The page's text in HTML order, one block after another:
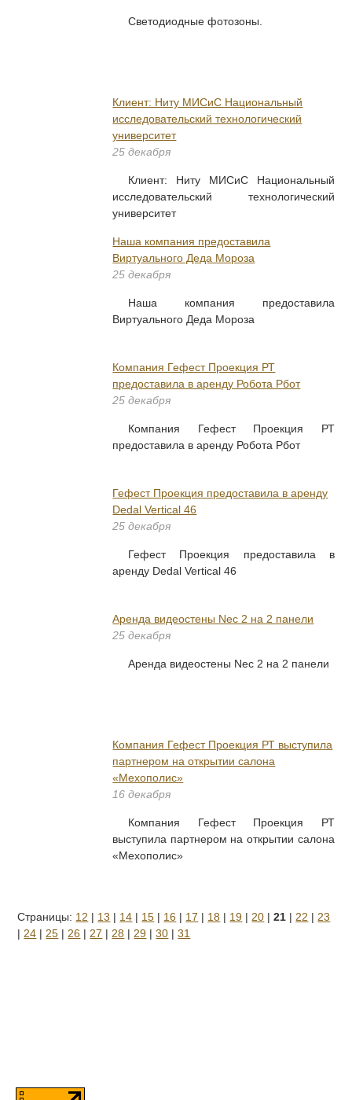
Светодиодные фотозоны.
Клиент: Ниту МИСиС Национальный
исследовательский технологический
университет
25 декабря
Клиент: Ниту МИСиС Национальный
исследовательский технологический
университет
Наша компания предоставила
Виртуального Деда Мороза
25 декабря
Наша компания предоставила
Виртуального Деда Мороза
Компания Гефест Проекция РТ
предоставила в аренду Робота Рбот
25 декабря
Компания Гефест Проекция РТ
предоставила в аренду Робота Рбот
Гефест Проекция предоставила в аренду
Dedal Vertical 46
25 декабря
Гефест Проекция предоставила в
аренду Dedal Vertical 46
Аренда видеостены Nec 2 на 2 панели
25 декабря
Аренда видеостены Nec 2 на 2 панели
Компания Гефест Проекция РТ выступила
партнером на открытии салона
«Мехополис»
16 декабря
Компания Гефест Проекция РТ
выступила партнером на открытии салона
«Мехополис»
Страницы: 12 | 13 | 14 | 15 | 16 | 17 | 18 | 19 | 20 |21 | 22 | 23
| 24 | 25 | 26 | 27 | 28 | 29 |30 |31